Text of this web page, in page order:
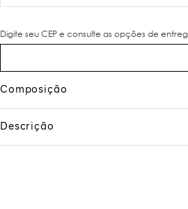
Composição
Descrição